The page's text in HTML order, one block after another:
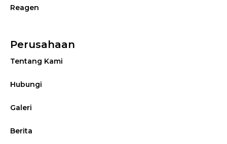
Reagen
Perusahaan
Tentang Kami
Hubungi
Galeri
Berita